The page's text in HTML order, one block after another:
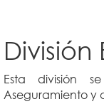
División
Esta división
Aseguramiento y